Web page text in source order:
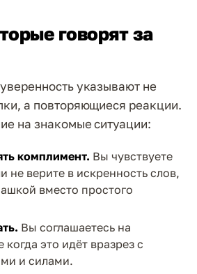
говорят за
указывают не
а повторяющиеся реакции.
на знакомые ситуации:
комплимент. Вы чувствуете
не верите в искренность слов,
вместо простого
Вы соглашаетесь на
это идёт вразрез с
и силами.